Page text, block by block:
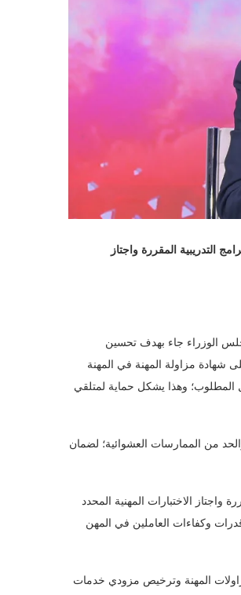
التدريبية المقررة واجتاز
الوزراء جاء بهدف تحسين
شهادة مزاولة المهنة في المهنة
المطلوب؛ وهذا يشكل حماية لمتلقي
من الممارسات العشوائية؛ لضمان
الاختبارات المهنية المحدد
وكفاءات العاملين في المهن
المهنة وترخيص مزودي خدمات